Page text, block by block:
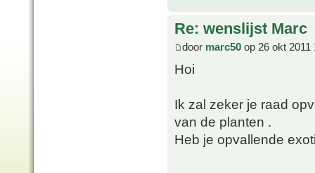
Re: wenslijst Marc
door marc50 op 26 okt 2011
Hoi
Ik zal zeker je raad
van de planten .
Heb je opvallende